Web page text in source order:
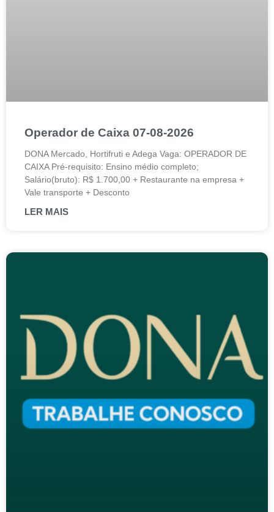
Operador de Caixa 07-08-2026
DONA Mercado, Hortifruti e Adega Vaga: OPERADOR DE
CAIXA Pré-requisito: Ensino médio completo;
Salário(bruto): R$ 1.700,00 + Restaurante na empresa +
Vale transporte + Desconto
LER MAIS